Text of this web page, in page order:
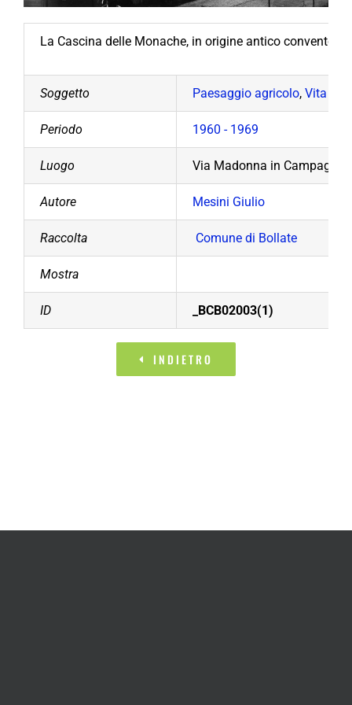
La Cascina delle Monache, in origine antico convento
Soggetto Paesaggio agricolo, Vita e
Periodo 1960 - 1969
Luogo Via Madonna in Campagna.
Autore Mesini Giulio
Raccolta Comune di Bollate
Mostra
ID _BCB02003(1)
INDIETRO